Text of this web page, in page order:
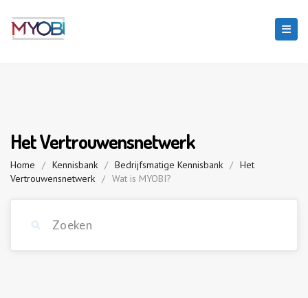
Het Vertrouwensnetwerk
Home / Kennisbank / Bedrijfsmatige Kennisbank / Het
Vertrouwensnetwerk / Wat is MYOBI?